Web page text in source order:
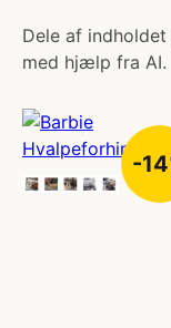
Dele af
med hjælp fra AI.
-